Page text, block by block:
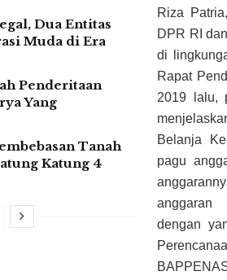
Dua Entitas
Muda di Era
Penderitaan
Yang
Tanah
Katung 4
Riza
DPR RI
di
Rapat
2019 lalu,
Belanja
pagu
anggaran
dengan